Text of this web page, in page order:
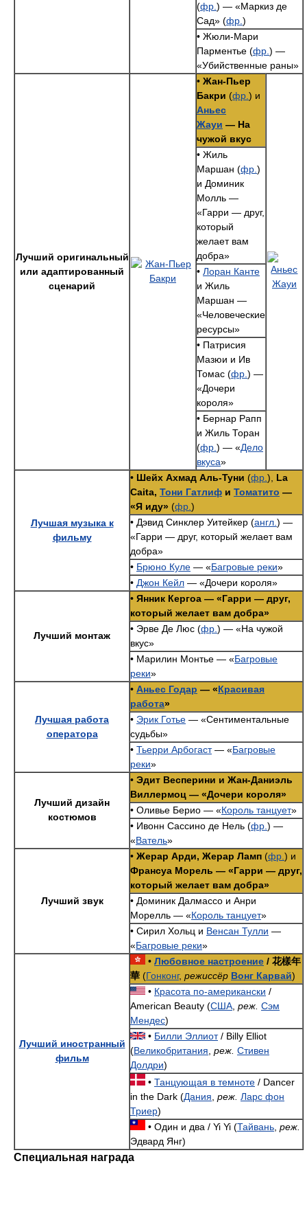
(фр. ) — «Маркиз де
Сад» (фр. )
• Жюли-Мари
Парментье (фр. ) —
«Убийственные раны»
Лучший оригинальный
или адаптированный
сценарий
• Жан-Пьер
Бакри (фр. ) и
Аньес
Жауи — На
чужой вкус
• Жиль
Маршан (фр. )
и Доминик
Молль —
«Гарри — друг,
который
желает вам
добра»
• Лоран Канте
и Жиль
Маршан —
«Человеческие
ресурсы»
• Патрисия
Мазюи и Ив
Томас (фр. ) —
«Дочери
короля»
• Бернар Рапп
и Жиль Торан
(фр. ) — «Дело
вкуса»
Лучшая музыка к
фильму
• Шейх Ахмад Аль-Туни (фр. ), La
Caita, Тони Гатлиф и Томатито —
«Я иду» (фр. )
• Дэвид Синклер Уитейкер (англ. ) —
«Гарри — друг, который желает вам
добра»
• Брюно Куле — «Багровые реки»
• Джон Кейл — «Дочери короля»
Лучший монтаж
• Янник Кергоа — «Гарри — друг,
который желает вам добра»
• Эрве Де Люс (фр. ) — «На чужой
вкус»
• Марилин Монтье — «Багровые
реки»
Лучшая работа
оператора
• Аньес Годар — «Красивая
работа»
• Эрик Готье — «Сентиментальные
судьбы»
• Тьерри Арбогаст— «Багровые
реки»
Лучший дизайн
костюмов
• Эдит Весперини и Жан-Даниэль
Виллермоц — «Дочери короля»
• Оливье Берио — «Король танцует»
• Ивонн Сассино де Нель (фр. ) —
«Ватель»
Лучший звук
• Жерар Арди, Жерар Ламп (фр. ) и
Франсуа Морель — «Гарри — друг,
который желает вам добра»
• Доминик Далмассо и Анри
Морелль — «Король танцует»
• Сирил Хольц и Венсан Тулли —
«Багровые реки»
Лучший иностранный
фильм
• Любовное настроение / 花樣年
華 (Гонконг, режиссёр Вонг Карвай)
• Красота по-американски /
American Beauty (США реж. Сэм
Мендес)
• Билли Эллиот/ Billy Elliot
(Великобритания реж. Стивен
Долдри)
• Танцующая в темноте / Dancer
in the Dark (Дания реж. Ларс фон
Триер)
• Один и два / Yi Yi (Тайвань реж.
Эдвард Янг)
Специальная награда